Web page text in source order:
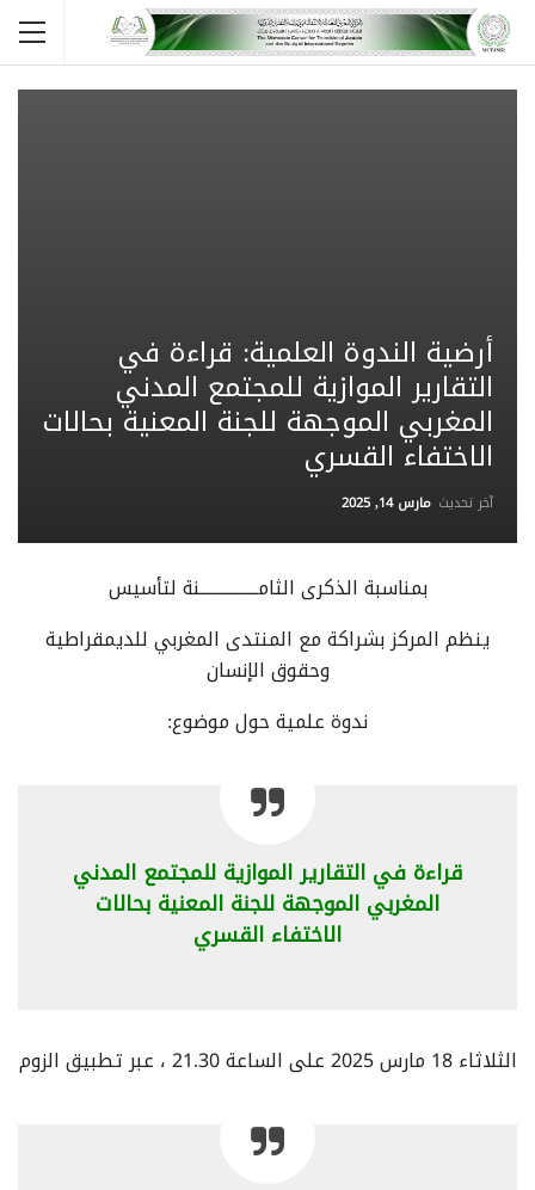
أرضية الندوة العلمية: قراءة في
التقارير الموازية للمجتمع المدني
المغربي الموجهة للجنة المعنية بحالات
الاختفاء القسري
آخر تحديث مارس 14, 2025
بمناسبة الذكرى الثامــــــــــــــــنة لتأسيس
ينظم المركز بشراكة مع المنتدى المغربي للديمقراطية
وحقوق الإنسان
ندوة علمية حول موضوع:
قراءة في التقارير الموازية للمجتمع المدني
المغربي الموجهة للجنة المعنية بحالات
الاختفاء القسري
الثلاثاء 18 مارس 2025 على الساعة 21.30 ، عبر تطبيق الزوم